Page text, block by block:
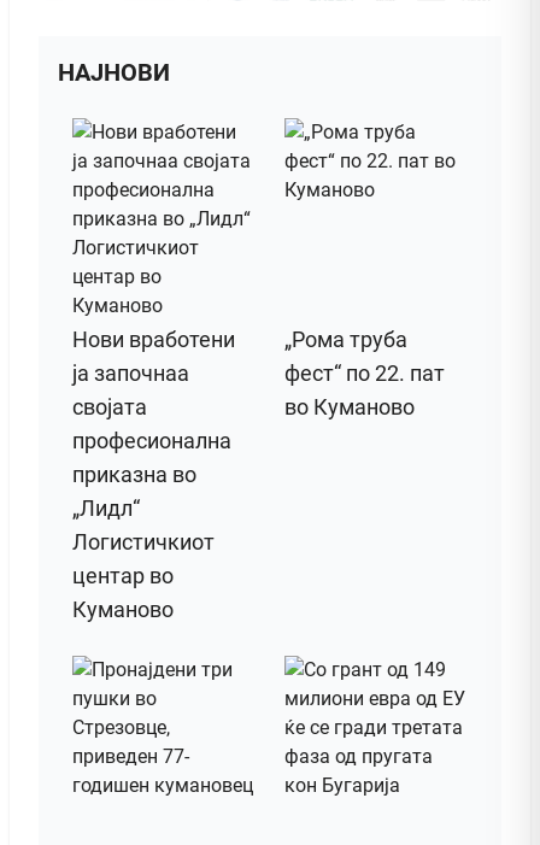
НАЈНОВИ
Нови вработени
ја започнаа
својата
професионална
приказна во
„Лидл“
Логистичкиот
центар во
Куманово
„Рома труба
фест“ по 22. пат
во Куманово